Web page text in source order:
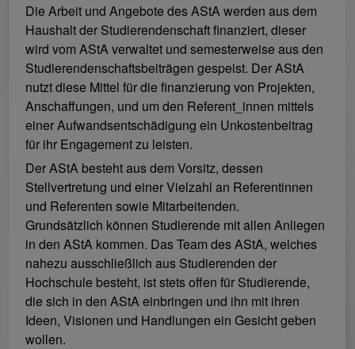
Die Arbeit und Angebote des AStA werden aus dem
Haushalt der Studierendenschaft finanziert, dieser
wird vom AStA verwaltet und semesterweise aus den
Studierendenschaftsbeiträgen gespeist. Der AStA
nutzt diese Mittel für die finanzierung von Projekten,
Anschaffungen, und um den Referent_innen mittels
einer Aufwandsentschädigung ein Unkostenbeitrag
für ihr Engagement zu leisten.
Der AStA besteht aus dem Vorsitz, dessen
Stellvertretung und einer Vielzahl an Referentinnen
und Referenten sowie Mitarbeitenden.
Grundsätzlich können Studierende mit allen Anliegen
in den AStA kommen. Das Team des AStA, welches
nahezu ausschließlich aus Studierenden der
Hochschule besteht, ist stets offen für Studierende,
die sich in den AStA einbringen und ihn mit ihren
Ideen, Visionen und Handlungen ein Gesicht geben
wollen.